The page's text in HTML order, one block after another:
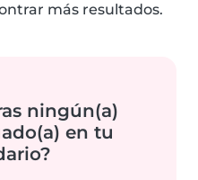
más resultados.
ningún(a)
en tu